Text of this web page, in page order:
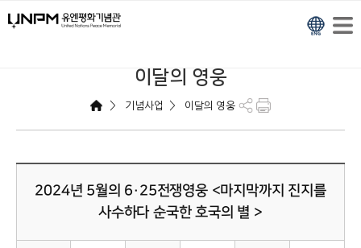
이달의 영웅
> 기념사업 > 이달의 영웅
2024년 5월의 6·25전쟁영웅 <마지막까지 진지를
사수하다 순국한 호국의 별 >